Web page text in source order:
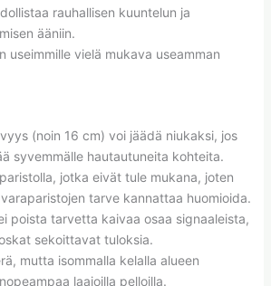
rauhallisen kuuntelun ja
ääniin.
useimmille vielä mukava useamman
(noin 16 cm) voi jäädä niukaksi, jos
syvemmälle hautautuneita kohteita.
jotka eivät tule mukana, joten
tarve kannattaa huomioida.
poista tarvetta kaivaa osaa signaaleista,
sekoittavat tuloksia.
mutta isommalla kelalla alueen
laajoilla pelloilla.